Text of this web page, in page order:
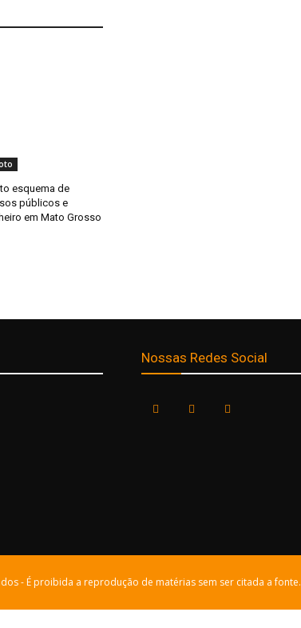
esquema de
públicos e
em Mato Grosso
Nossas Redes Social
- É proibida a reprodução de matérias sem ser citada a fonte.